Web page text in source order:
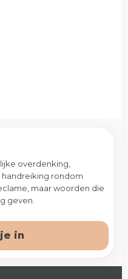
overdenking,
rondom
maar woorden die
geven.
in